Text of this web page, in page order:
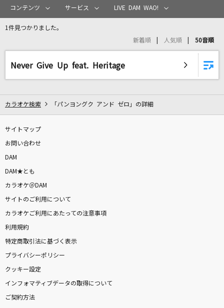
カラオケリクエスト
リアルタイムで歌われている曲の一覧
Keala Settle & The Greatest Showman Ensemble
ホラークイーン
Overdose
なとり
サイレンビート
鈴木鈴木
コンテンツ サービス LIVE DAM WAO!
1件見つかりました。
新着順 人気順 50音順
Never Give Up feat. Heritage
カラオケ検索 「パンヨングク アンド ゼロ」の詳細
サイトマップ
お問い合わせ
DAM
DAM★とも
カラオケ＠DAM
サイトのご利用について
カラオケご利用にあたっての注意事項
利用規約
特定商取引法に基づく表示
プライバシーポリシー
クッキー設定
インフォマティブデータの取得について
ご契約方法